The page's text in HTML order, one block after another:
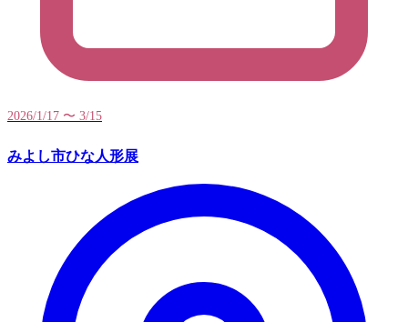
2026/1/17 〜 3/15
みよし市ひな人形展